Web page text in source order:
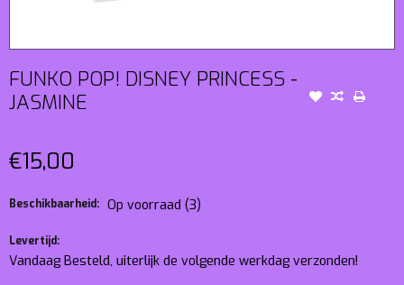
FUNKO POP! DISNEY PRINCESS -
JASMINE
€15,00
Beschikbaarheid: Op voorraad (3)
Levertijd:
Vandaag Besteld, uiterlijk de volgende werkdag verzonden!